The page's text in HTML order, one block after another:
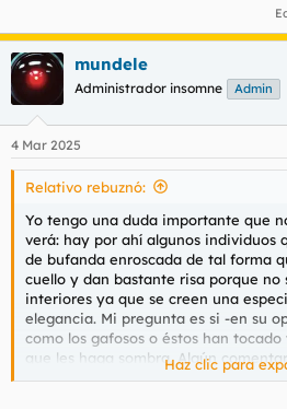
mundele
Administrador insomne Admin
4 Mar 2025
Relativo rebuznó:
Yo tengo una duda importante que
verá: hay por ahí algunos individuos
de bufanda enroscada de tal forma
cuello y dan bastante risa porque no
interiores ya que se creen una
elegancia. Mi pregunta es si -en su
como los gafosos o éstos han
que les haga sombra. Algún
bufanda y gafasa la veztampoco
Haz clic para